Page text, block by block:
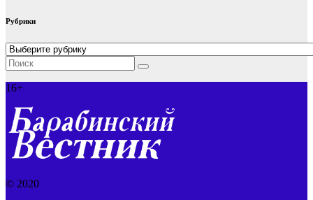
Рубрики
Рубрики
16+
© 2020